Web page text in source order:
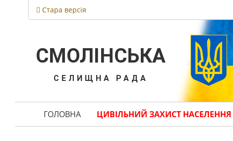
Стара версія
СМОЛІНСЬКА
СЕЛИЩНА РАДА
ГОЛОВНА ЦИВІЛЬНИЙ ЗАХИСТ НАСЕЛЕННЯ